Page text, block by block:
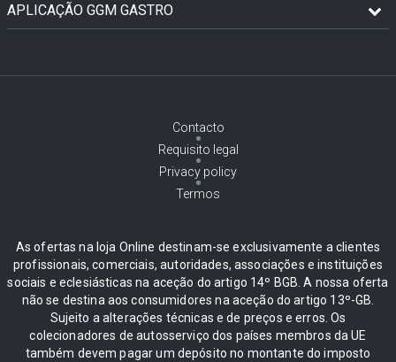
APLICAÇÃO GGM GASTRO
Contacto
Requisito legal
Privacy policy
Termos
As ofertas na loja Online destinam-se exclusivamente a clientes
profissionais, comerciais, autoridades, associações e instituições
sociais e eclesiásticas na aceção do artigo 14º BGB. A nossa oferta
não se destina aos consumidores na aceção do artigo 13º-GB.
Sujeito a alterações técnicas e de preços e erros. Os
colecionadores de autosserviço dos países membros da UE
também devem pagar um depósito no montante do imposto